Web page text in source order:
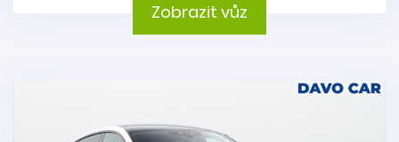
Zobrazit vůz